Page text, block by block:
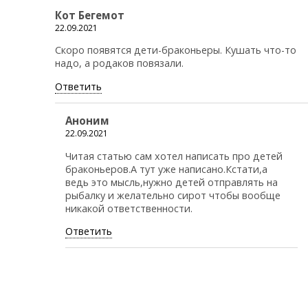
Кот Бегемот
22.09.2021
Скоро появятся дети-браконьеры. Кушать что-то
надо, а родаков повязали.
Ответить
Аноним
22.09.2021
Читая статью сам хотел написать про детей
браконьеров.А тут уже написано.Кстати,а
ведь это мысль,нужно детей отправлять на
рыбалку и желательно сирот чтобы вообще
никакой ответственности.
Ответить